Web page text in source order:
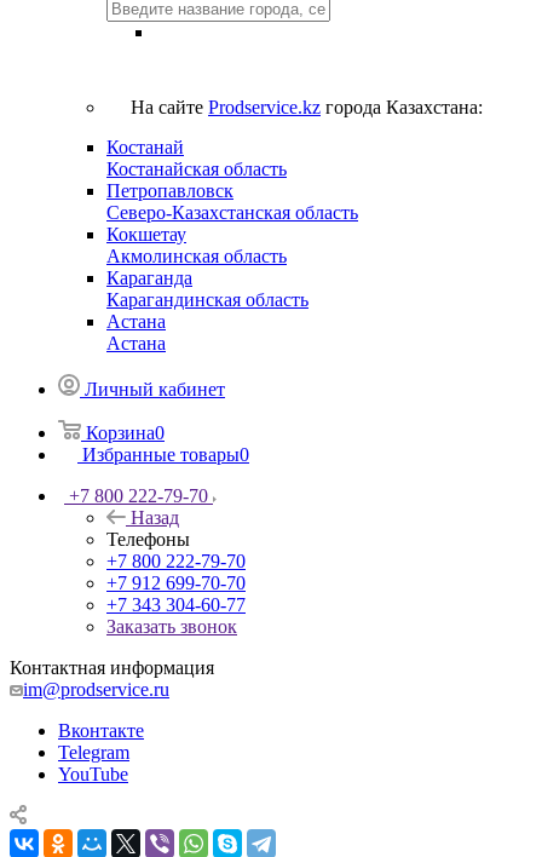
На сайте Prodservice.kz города Казахстана:
Костанай
Костанайская область
Петропавловск
Северо-Казахстанская область
Кокшетау
Акмолинская область
Караганда
Карагандинская область
Астана
Астана
Личный кабинет
Корзина0
Избранные товары0
+7 800 222-79-70
Назад
Телефоны
+7 800 222-79-70
+7 912 699-70-70
+7 343 304-60-77
Заказать звонок
Контактная информация
im@prodservice.ru
Вконтакте
Telegram
YouTube